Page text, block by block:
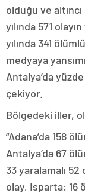
olduğu ve
yılında 571
yılında 341
medyaya
Antalya’da
çekiyor.
Bölgedeki iller,
“Adana’da 158
Antalya’da 67
33 yaralamalı
olay, Isparta: 16